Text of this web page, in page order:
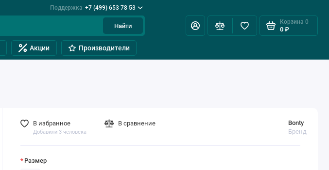
Поддержка +7 (499) 653 78 53
Найти
Корзина 0
0 ₽
Акции Производители
Bonty
Бренд
В избранное
Добавили 3 человека
В сравнение
Размер